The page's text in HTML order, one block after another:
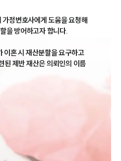
정변호사에게 도움을 요청해
을 방어하고자 합니다.
이혼 시 재산분할을 요구하고
된 제반 재산은 의뢰인의 이름